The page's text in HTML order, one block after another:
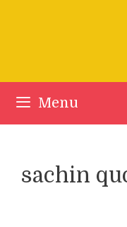
Menu
sachin